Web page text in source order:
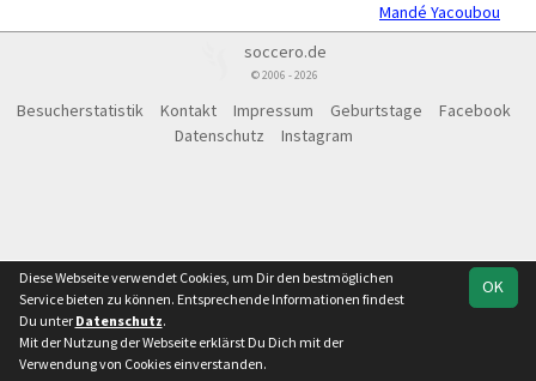
Mandé Yacoubou
soccero.de
© 2006 - 2026
Besucherstatistik Kontakt Impressum Geburtstage
Facebook
Datenschutz
Instagram
OK
Diese Webseite verwendet Cookies, um Dir den bestmöglichen
Service bieten zu können. Entsprechende Informationen findest
Du unter Datenschutz.
Mit der Nutzung der Webseite erklärst Du Dich mit der
Verwendung von Cookies einverstanden.